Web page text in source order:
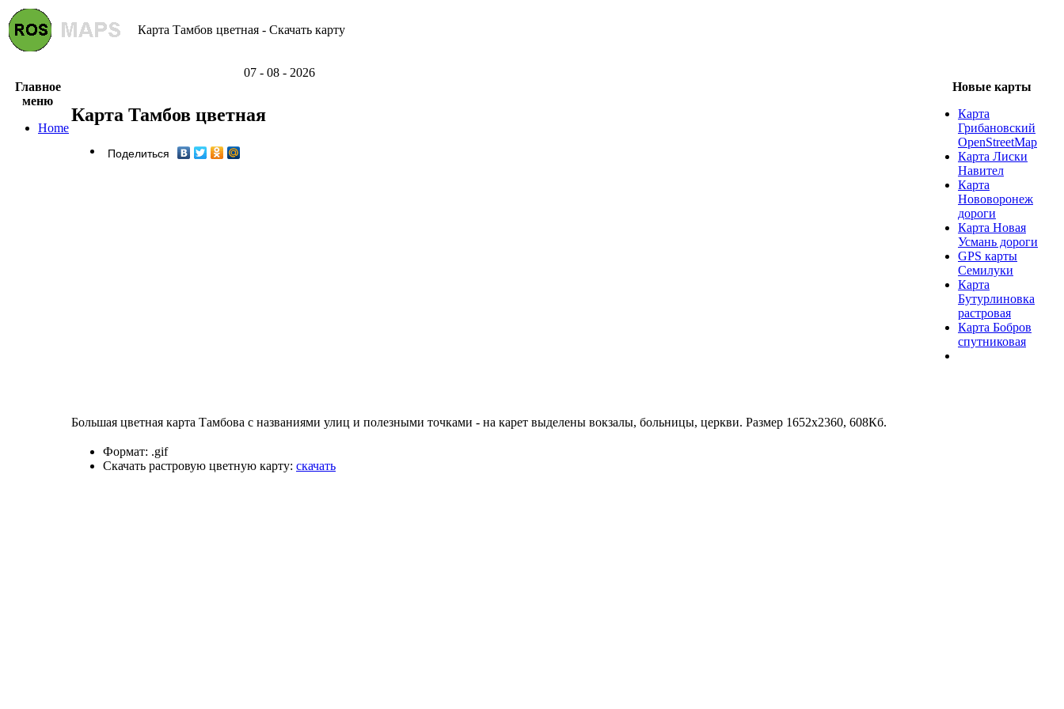
Карта Тамбов цветная - Скачать карту
07 - 08 - 2026
Главное
меню
Home
Карта Тамбов цветная
Поделиться
Большая цветная карта Тамбова с названиями улиц и полезными точками - на карет выделены вокзалы, больницы, церкви. Размер 1652x2360, 608Кб.
Формат: .gif
Скачать растровую цветную карту: скачать
Новые карты
Карта
Грибановский
OpenStreetMap
Карта Лиски
Навител
Карта
Нововоронеж
дороги
Карта Новая
Усмань дороги
GPS карты
Семилуки
Карта
Бутурлиновка
растровая
Карта Бобров
спутниковая